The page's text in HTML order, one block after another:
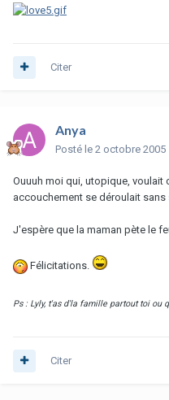
Citer
Anya
Posté le 2 octobre 2005
Ouuuh moi qui, utopique, voulait
accouchement se déroulait sans
J'espère que la maman pète le
Félicitations.
Ps : Lyly, t'as d'la famille partout toi ou
Citer